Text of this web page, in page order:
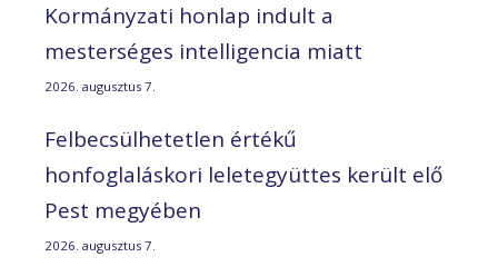
Kormányzati honlap indult a
mesterséges intelligencia miatt
2026. augusztus 7.
Felbecsülhetetlen értékű
honfoglaláskori leletegyüttes került elő
Pest megyében
2026. augusztus 7.